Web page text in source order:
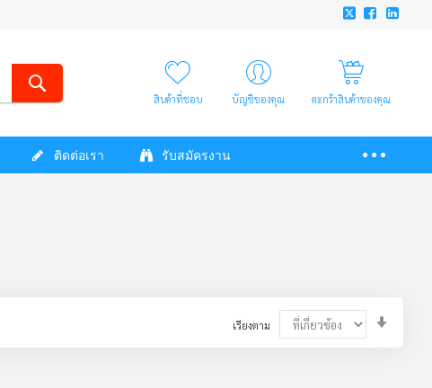
สินค้าที่ชอบ บัญชีของคุณ ตะกร้าสินค้าของคุณ
ติดต่อเรา รับสมัครงาน
เรียงตาม